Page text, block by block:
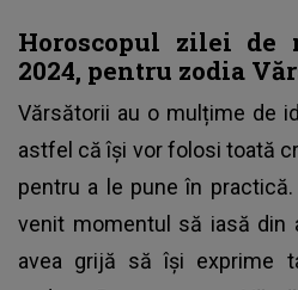
Horoscopul zilei de
2024, pentru zodia
Vărsătorii au o mulțime de
astfel că își vor folosi toată
pentru a le pune în
venit momentul să iasă din
avea grijă să își exprime